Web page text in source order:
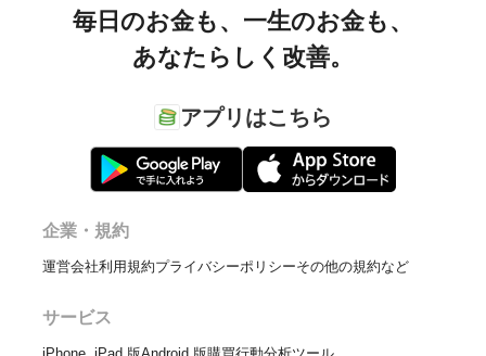
毎日のお金も、 一生のお金も、
あなたらしく改善。
アプリはこちら
企業・規約
運営会社利用規約プライバシーポリシーその他の規約など
サービス